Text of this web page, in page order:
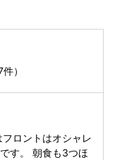
）
す。 朝食も3つほ